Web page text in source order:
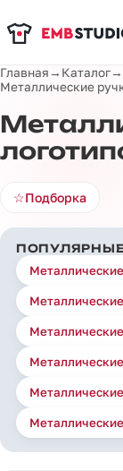
Главная→ Каталог→
Металлические
☆Подборка